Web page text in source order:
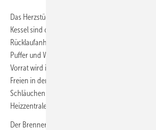
Das Herzstück der mobilen Heizzentrale ist der
Kessel sind der Pellet-Lagerbehälter mit
Rücklaufanhebung, automatischer Entaschung
Puffer und Warmwassermanagement werksseitig
Vorrat wird in einer Pellet-Box mit Einpunkt–
Freien in der Nähe der Anlage gelagert und ist mit
Schläuchen (Saugschlauch und Rückluftschlauch)
Heizzentrale verbunden.
Der Brenner wurde nach Industriestandard